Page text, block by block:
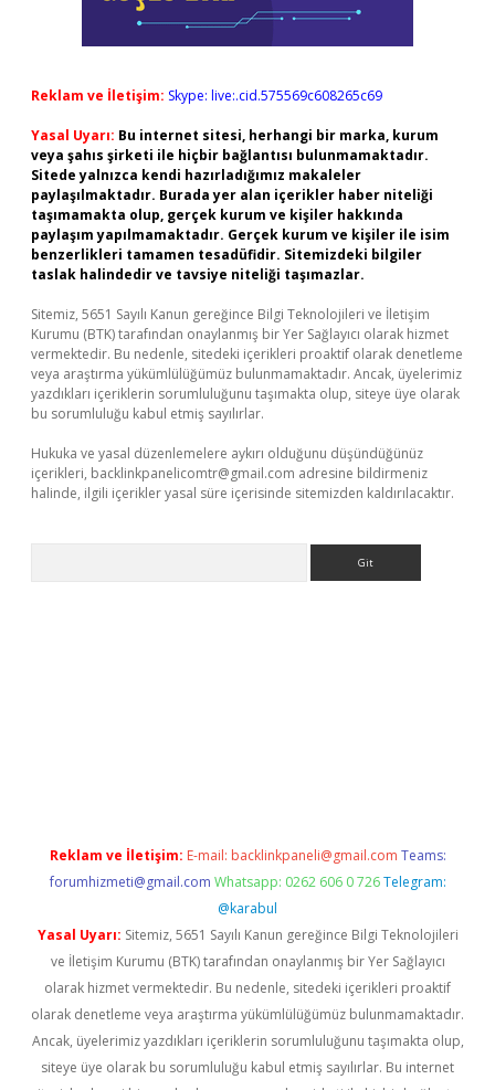
Reklam ve İletişim: Skype: live:.cid.575569c608265c69
Yasal Uyarı: Bu internet sitesi, herhangi bir marka, kurum
veya şahıs şirketi ile hiçbir bağlantısı bulunmamaktadır.
Sitede yalnızca kendi hazırladığımız makaleler
paylaşılmaktadır. Burada yer alan içerikler haber niteliği
taşımamakta olup, gerçek kurum ve kişiler hakkında
paylaşım yapılmamaktadır. Gerçek kurum ve kişiler ile isim
benzerlikleri tamamen tesadüfidir. Sitemizdeki bilgiler
taslak halindedir ve tavsiye niteliği taşımazlar.
Sitemiz, 5651 Sayılı Kanun gereğince Bilgi Teknolojileri ve İletişim
Kurumu (BTK) tarafından onaylanmış bir Yer Sağlayıcı olarak hizmet
vermektedir. Bu nedenle, sitedeki içerikleri proaktif olarak denetleme
veya araştırma yükümlülüğümüz bulunmamaktadır. Ancak, üyelerimiz
yazdıkları içeriklerin sorumluluğunu taşımakta olup, siteye üye olarak
bu sorumluluğu kabul etmiş sayılırlar.
Hukuka ve yasal düzenlemelere aykırı olduğunu düşündüğünüz
içerikleri, backlinkpanelicomtr@gmail.com adresine bildirmeniz
halinde, ilgili içerikler yasal süre içerisinde sitemizden kaldırılacaktır.
Reklam ve İletişim: E-mail: backlinkpaneli@gmail.com Teams:
forumhizmeti@gmail.com Whatsapp: 0262 606 0 726 Telegram:
@karabul
Yasal Uyarı: Sitemiz, 5651 Sayılı Kanun gereğince Bilgi Teknolojileri
ve İletişim Kurumu (BTK) tarafından onaylanmış bir Yer Sağlayıcı
olarak hizmet vermektedir. Bu nedenle, sitedeki içerikleri proaktif
olarak denetleme veya araştırma yükümlülüğümüz bulunmamaktadır.
Ancak, üyelerimiz yazdıkları içeriklerin sorumluluğunu taşımakta olup,
siteye üye olarak bu sorumluluğu kabul etmiş sayılırlar. Bu internet